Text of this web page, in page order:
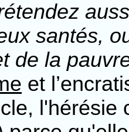
santés,
de la
et
l'hérésie